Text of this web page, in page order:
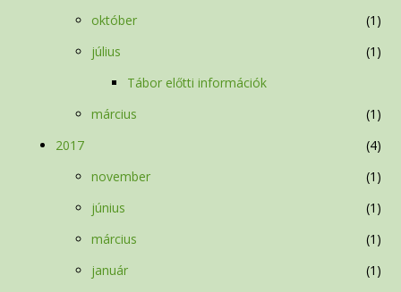
október
1
július
1
Tábor előtti információk
március
1
2017
4
november
1
június
1
március
1
január
1